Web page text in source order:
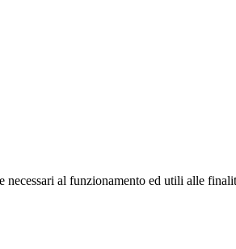
al funzionamento ed utili alle